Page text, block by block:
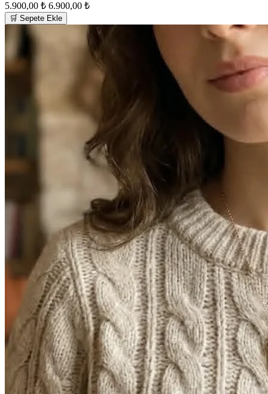
5.900,00 ₺ 6.900,00 ₺
🛒 Sepete Ekle